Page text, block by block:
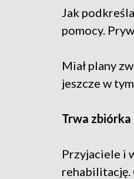
Jak
pomocy.
Miał plany
jeszcze w
Trwa zbiórka
Przyjaciele i
rehabilitację.